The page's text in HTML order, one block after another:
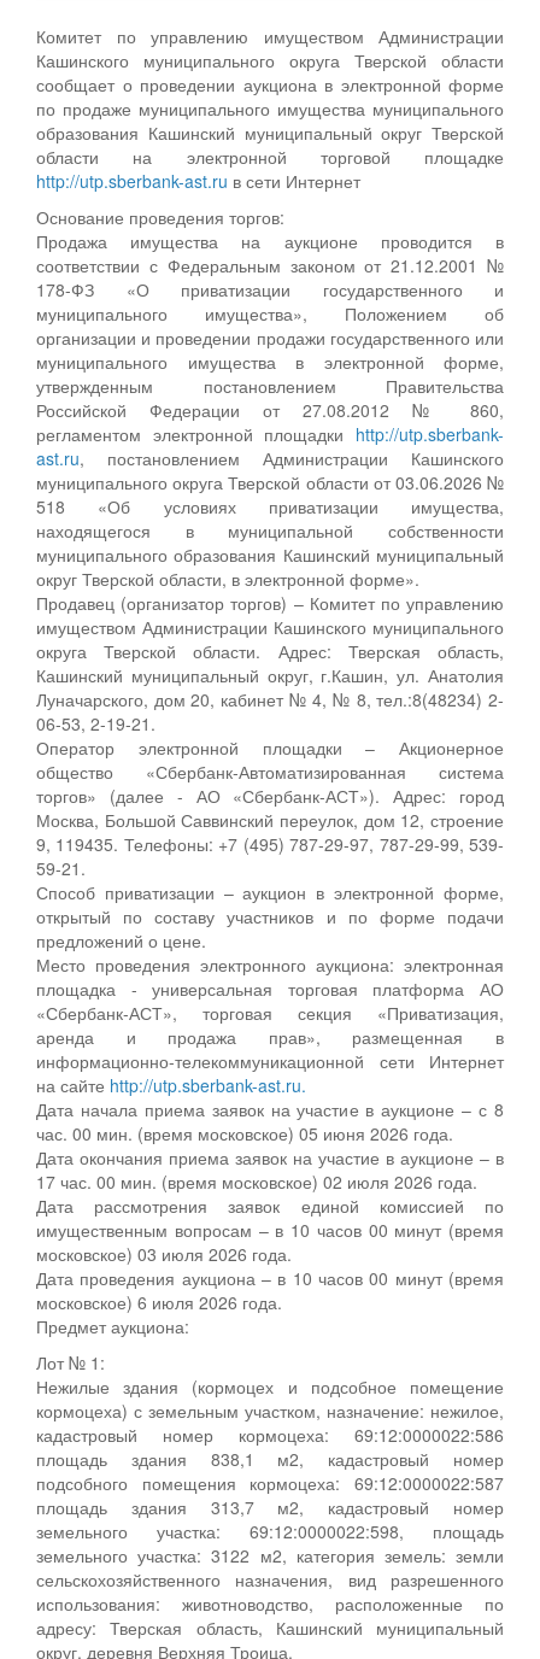
Комитет по управлению имуществом Администрации
Кашинского муниципального округа Тверской области
сообщает о проведении аукциона в электронной форме
по продаже муниципального имущества муниципального
образования Кашинский муниципальный округ Тверской
области на электронной торговой площадке
http://utp.sberbank-ast.ru в сети Интернет
Основание проведения торгов:
Продажа имущества на аукционе проводится в
соответствии с Федеральным законом от 21.12.2001 №
178-ФЗ «О приватизации государственного и
муниципального имущества», Положением об
организации и проведении продажи государственного или
муниципального имущества в электронной форме,
утвержденным постановлением Правительства
Российской Федерации от 27.08.2012 № 860,
регламентом электронной площадки http://utp.sberbank-
ast.ru, постановлением Администрации Кашинского
муниципального округа Тверской области от 03.06.2026 №
518 «Об условиях приватизации имущества,
находящегося в муниципальной собственности
муниципального образования Кашинский муниципальный
округ Тверской области, в электронной форме».
Продавец (организатор торгов) – Комитет по управлению
имуществом Администрации Кашинского муниципального
округа Тверской области. Адрес: Тверская область,
Кашинский муниципальный округ, г.Кашин, ул. Анатолия
Луначарского, дом 20, кабинет № 4, № 8, тел.:8(48234) 2-
06-53, 2-19-21.
Оператор электронной площадки – Акционерное
общество «Сбербанк-Автоматизированная система
торгов» (далее - АО «Сбербанк-АСТ»). Адрес: город
Москва, Большой Саввинский переулок, дом 12, строение
9, 119435. Телефоны: +7 (495) 787-29-97, 787-29-99, 539-
59-21.
Способ приватизации – аукцион в электронной форме,
открытый по составу участников и по форме подачи
предложений о цене.
Место проведения электронного аукциона: электронная
площадка - универсальная торговая платформа АО
«Сбербанк-АСТ», торговая секция «Приватизация,
аренда и продажа прав», размещенная в
информационно-телекоммуникационной сети Интернет
на сайте http://utp.sberbank-ast.ru.
Дата начала приема заявок на участие в аукционе – с 8
час. 00 мин. (время московское) 05 июня 2026 года.
Дата окончания приема заявок на участие в аукционе – в
17 час. 00 мин. (время московское) 02 июля 2026 года.
Дата рассмотрения заявок единой комиссией по
имущественным вопросам – в 10 часов 00 минут (время
московское) 03 июля 2026 года.
Дата проведения аукциона – в 10 часов 00 минут (время
московское) 6 июля 2026 года.
Предмет аукциона:
Лот № 1:
Нежилые здания (кормоцех и подсобное помещение
кормоцеха) с земельным участком, назначение: нежилое,
кадастровый номер кормоцеха: 69:12:0000022:586
площадь здания 838,1 м2, кадастровый номер
подсобного помещения кормоцеха: 69:12:0000022:587
площадь здания 313,7 м2, кадастровый номер
земельного участка: 69:12:0000022:598, площадь
земельного участка: 3122 м2, категория земель: земли
сельскохозяйственного назначения, вид разрешенного
использования: животноводство, расположенные по
адресу: Тверская область, Кашинский муниципальный
округ, деревня Верхняя Троица.